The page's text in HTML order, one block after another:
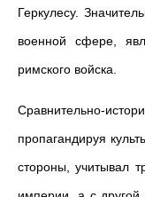
Геркулесу.
военной сфере,
римского войска.
Сравнительно-
пропагандируя
стороны, учитывал